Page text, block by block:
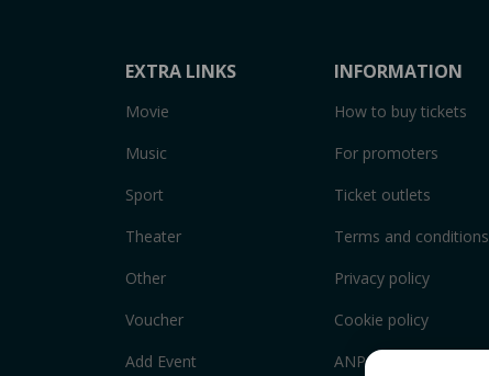
EXTRA LINKS
Movie
Music
Sport
Theater
Other
Voucher
Add Event
INFORMATION
How to buy tickets
For promoters
Ticket outlets
Terms and conditions
Privacy policy
Cookie policy
ANPC